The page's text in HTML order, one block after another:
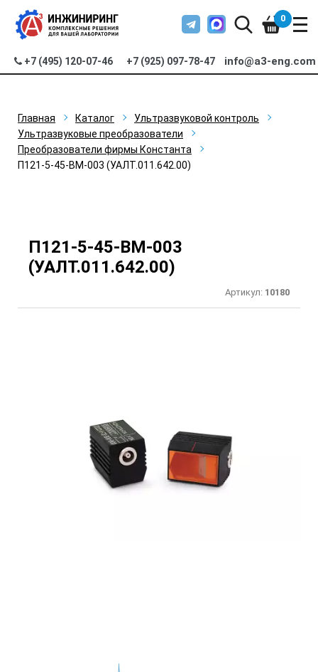
+7 (495) 120-07-46 +7 (925) 097-78-47 info@a3-eng.com
0
Главная Каталог
Ультразвуковой контроль
Ультразвуковые преобразователи
Преобразователи фирмы Константа
П121-5-45-ВМ-003 (УАЛТ.011.642.00)
П121-5-45-ВМ-003
(УАЛТ.011.642.00)
Артикул: 10180